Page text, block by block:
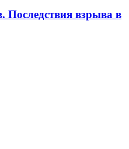
Последствия взрыва в